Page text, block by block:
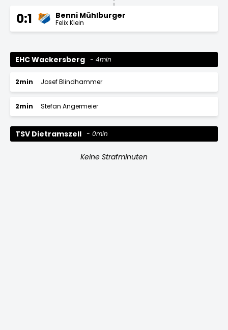
0:1 Benni Mühlburger
Felix Klein
EHC Wackersberg 4min
2min Josef Blindhammer
2min Stefan Angermeier
TSV Dietramszell 0min
Keine Strafminuten